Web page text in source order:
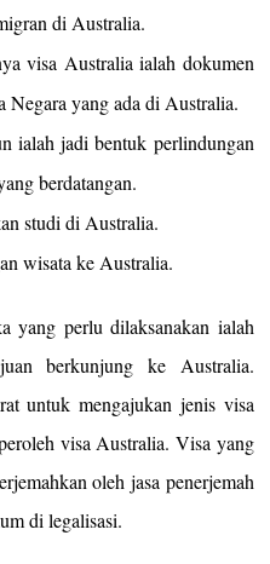
di Australia.
visa Australia ialah dokumen
Negara yang ada di Australia.
ialah jadi bentuk perlindungan
berdatangan.
studi di Australia.
wisata ke Australia.
yang perlu dilaksanakan ialah
berkunjung ke Australia.
untuk mengajukan jenis visa
visa Australia. Visa yang
oleh jasa penerjemah
di legalisasi.